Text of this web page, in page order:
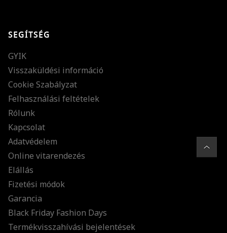
különleges ajánlatainkat és stílustippjeinket!
SEGÍTSÉG
GYIK
Visszaküldési információ
Cookie Szabályzat
Felhasználási feltételek
Rólunk
Kapcsolat
Adatvédelem
Online vitarendezés
Elállás
Fizetési módok
Garancia
Black Friday Fashion Days
Termékvisszahívási bejelentések